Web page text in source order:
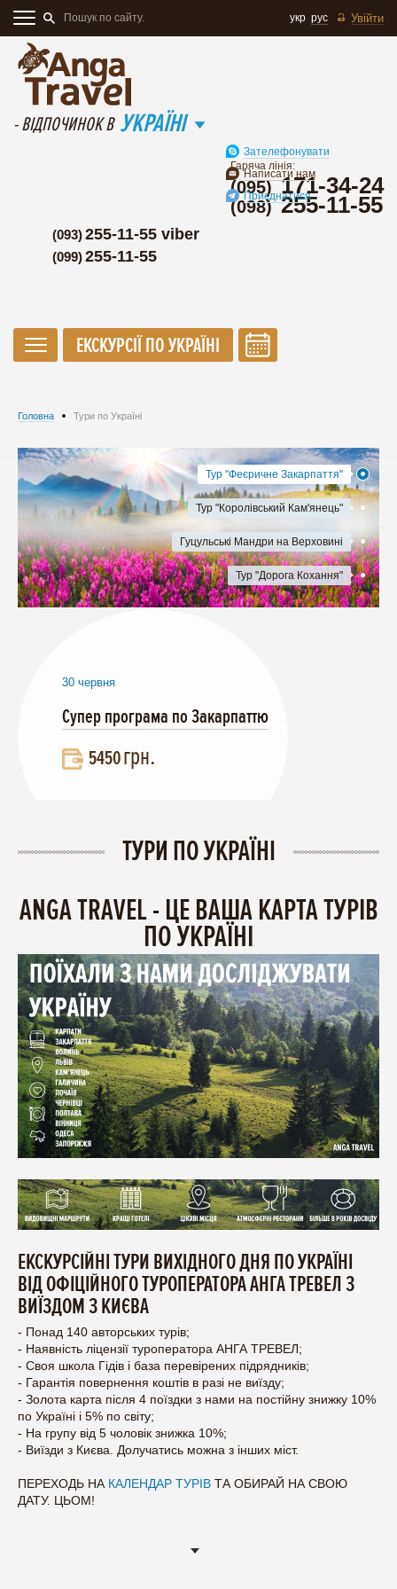
Увійти
укр рус
- ВІДПОЧИНОК В УКРАЇНІ
Гаряча лінія:
(095)171-34-24
(098)255-11-55
(093)255-11-55 viber
(099)255-11-55
Зателефонувати
Написати нам
Приєднатися
ЕКСКУРСІЇ ПО УКРАЇНІ
Головна Тури по Україні
30 червня
Супер програма по Закарпаттю
5450грн.
Тур "Феєричне Закарпаття"
Тур "Королівський Кам'янець"
Гуцульські Мандри на Верховині
Тур "Дорога Кохання"
ТУРИ ПО УКРАЇНІ
ANGA TRAVEL - ЦЕ ВАША КАРТА ТУРІВ
ПО УКРАЇНІ
ЕКСКУРСІЙНІ ТУРИ ВИХІДНОГО ДНЯ ПО УКРАЇНІ
ВІД ОФІЦІЙНОГО ТУРОПЕРАТОРА АНГА ТРЕВЕЛ З
ВИЇЗДОМ З КИЄВА
- Понад 140 авторських турів;
- Наявність ліцензії туроператора АНГА ТРЕВЕЛ;
- Своя школа Гідів і база перевірених підрядників;
- Гарантія повернення коштів в разі не виїзду;
- Золота карта після 4 поїздки з нами на постійну знижку 10%
по Україні і 5% по світу;
- На групу від 5 чоловік знижка 10%;
- Виїзди з Києва. Долучатись можна з інших міст.
ПЕРЕХОДЬ НА КАЛЕНДАР ТУРІВ ТА ОБИРАЙ НА СВОЮ
ДАТУ. ЦЬОМ!
ЧОМУ З НАМИ КРУТО МАНДРУВАТИ ПО УКРАЇНІ?